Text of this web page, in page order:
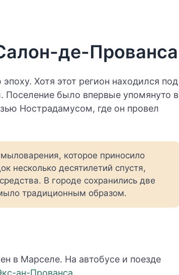
де-Прованса
Хотя этот регион находился под
Поселение было впервые упомянуто в
Нострадамусом, где он провел
которое приносило
несколько десятилетий спустя,
В городе сохранились две
традиционным образом.
в Марселе. На автобусе и поезде